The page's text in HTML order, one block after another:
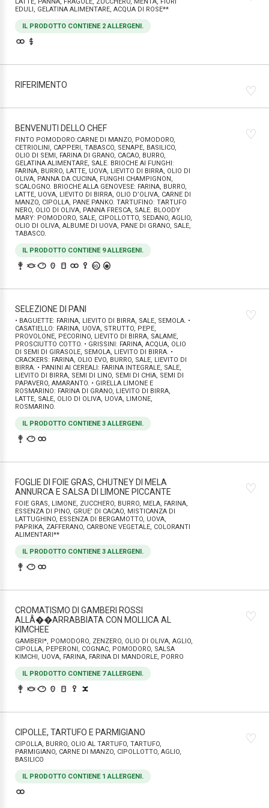
EDULI, GELATINA ALIMENTARE, ACQUA DI ROSE**
IL PRODOTTO CONTIENE 2 ALLERGENI.
RIFERIMENTO ♡
BENVENUTI DELLO CHEF
FINTO POMODORO:CARNE DI MANZO, POMODORO,
CETRIOLINI, CAPPERI, TABASCO, SENAPE, BASILICO,
OLIO DI SEMI, FARINA DI GRANO, CACAO, BURRO,
GELATINA ALIMENTARE, SALE. BRIOCHE AI FUNGHI:
FARINA, BURRO, LATTE, UOVA, LIEVITO DI BIRRA, OLIO DI
OLIVA, PANNA DA CUCINA, FUNGHI CHAMPIGNON,
SCALOGNO. BRIOCHE ALLA GENOVESE: FARINA, BURRO,
LATTE, UOVA, LIEVITO DI BIRRA, OLIO D’OLIVA, CARNE DI
MANZO, CIPOLLA, PANE PANKO. TARTUFINO: TARTUFO
NERO, OLIO DI OLIVA, PANNA FRESCA, SALE. BLOODY
MARY: POMODORO, SALE, CIPOLLOTTO, SEDANO, AGLIO,
OLIO DI OLIVA, ALBUME DI UOVA, PANE DI GRANO, SALE,
TABASCO.
IL PRODOTTO CONTIENE 9 ALLERGENI.
SO₂
♡
SELEZIONE DI PANI
• BAGUETTE: FARINA, LIEVITO DI BIRRA, SALE, SEMOLA. •
CASATIELLO: FARINA, UOVA, STRUTTO, PEPE,
PROVOLONE, PECORINO, LIEVITO DI BIRRA, SALAME,
PROSCIUTTO COTTO. • GRISSINI: FARINA, ACQUA, OLIO
DI SEMI DI GIRASOLE, SEMOLA, LIEVITO DI BIRRA. •
CRACKERS: FARINA, OLIO EVO, BURRO, SALE, LIEVITO DI
BIRRA. • PANINI AI CEREALI: FARINA INTEGRALE, SALE,
LIEVITO DI BIRRA, SEMI DI LINO, SEMI DI CHIA, SEMI DI
PAPAVERO, AMARANTO. • GIRELLA LIMONE E
ROSMARINO: FARINA DI GRANO, LIEVITO DI BIRRA,
LATTE, SALE, OLIO DI OLIVA, UOVA, LIMONE,
ROSMARINO.
IL PRODOTTO CONTIENE 3 ALLERGENI.
♡
FOGLIE DI FOIE GRAS, CHUTNEY DI MELA
ANNURCA E SALSA DI LIMONE PICCANTE
FOIE GRAS, LIMONE, ZUCCHERO, BURRO, MELA, FARINA,
ESSENZA DI PINO, GRUE’ DI CACAO, MISTICANZA DI
LATTUGHINO, ESSENZA DI BERGAMOTTO, UOVA,
PAPRIKA, ZAFFERANO, CARBONE VEGETALE, COLORANTI
ALIMENTARI**
IL PRODOTTO CONTIENE 3 ALLERGENI.
♡
CROMATISMO DI GAMBERI ROSSI
ALLÂ��ARRABBIATA CON MOLLICA AL
KIMCHEE
GAMBERI*, POMODORO, ZENZERO, OLIO DI OLIVA, AGLIO,
CIPOLLA, PEPERONI, COGNAC, POMODORO, SALSA
KIMCHI, UOVA, FARINA, FARINA DI MANDORLE, PORRO
IL PRODOTTO CONTIENE 7 ALLERGENI.
♡
CIPOLLE, TARTUFO E PARMIGIANO
CIPOLLA, BURRO, OLIO AL TARTUFO, TARTUFO,
PARMIGIANO, CARNE DI MANZO, CIPOLLOTTO, AGLIO,
BASILICO
IL PRODOTTO CONTIENE 1 ALLERGENI.
♡